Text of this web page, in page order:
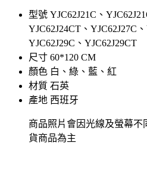
型號 YJC62J21C、
YJC62J24CT、YJC62J27C
YJC62J29C、YJC62J29CT
尺寸 60*120 CM
顏色 白、綠、藍、紅
材質 石英
產地 西班牙
商品照片會因光線及螢幕
貨商品為主